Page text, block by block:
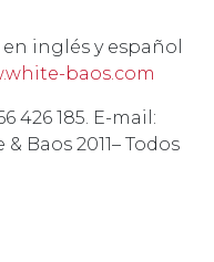
inglés y español
baos.com
426 185. E-mail:
Baos 2011– Todos